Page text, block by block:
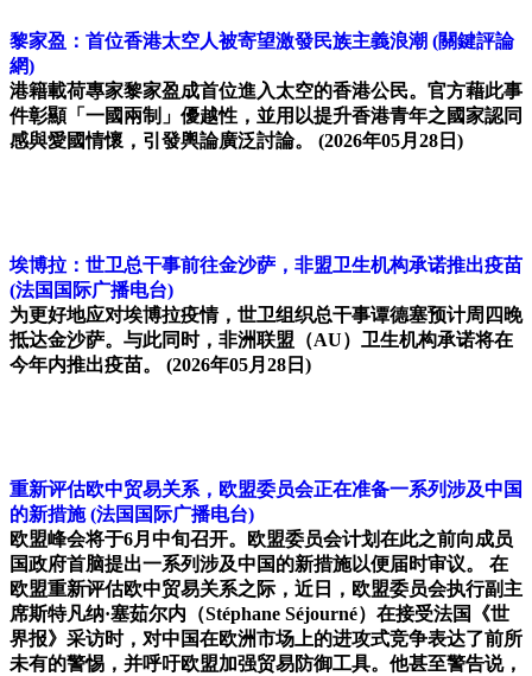
黎家盈：首位香港太空人被寄望激發民族主義浪潮 (關鍵評論
網)
港籍載荷專家黎家盈成首位進入太空的香港公民。官方藉此事
件彰顯「一國兩制」優越性，並用以提升香港青年之國家認同
感與愛國情懷，引發輿論廣泛討論。
(2026年05月28日)
埃博拉：世卫总干事前往金沙萨，非盟卫生机构承诺推出疫苗
(法国国际广播电台)
为更好地应对埃博拉疫情，世卫组织总干事谭德塞预计周四晚
抵达金沙萨。与此同时，非洲联盟（AU）卫生机构承诺将在
今年内推出疫苗。 (2026年05月28日)
重新评估欧中贸易关系，欧盟委员会正在准备一系列涉及中国
的新措施 (法国国际广播电台)
欧盟峰会将于6月中旬召开。欧盟委员会计划在此之前向成员
国政府首脑提出一系列涉及中国的新措施以便届时审议。 在
欧盟重新评估欧中贸易关系之际，近日，欧盟委员会执行副主
席斯特凡纳·塞茹尔内（Stéphane Séjourné）在接受法国《世
界报》采访时，对中国在欧洲市场上的进攻式竞争表达了前所
未有的警惕，并呼吁欧盟加强贸易防御工具。他甚至警告说，